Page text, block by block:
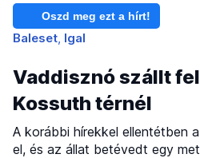
Oszd meg ezt a hírt!
Baleset Igal
Vaddisznó szállt
Kossuth térnél
A korábbi hírekkel ellentétben
el, és az állat betévedt egy